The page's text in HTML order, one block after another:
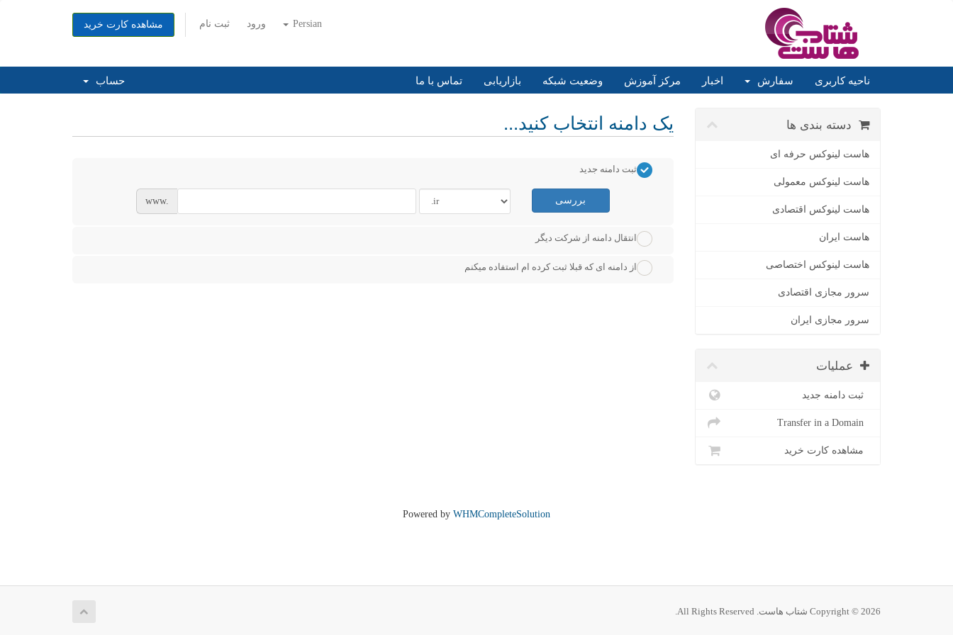
Persian ورود ثبت نام مشاهده کارت خرید
ناحیه کاربری سفارش اخبار مرکز آموزش وضعیت شبکه بازاریابی تماس با ما حساب
یک دامنه انتخاب کنید... دسته بندی ها
هاست لینوکس حرفه ای
هاست لینوکس معمولی
هاست لینوکس اقتصادی
هاست ایران
هاست لینوکس اختصاصی
سرور مجازی اقتصادی
سرور مجازی ایران
عملیات
ثبت دامنه جدید
مشاهده کارت خرید
ثبت دامنه جدید
www. بررسی
انتقال دامنه از شرکت دیگر
از دامنه ای که قبلا ثبت کرده ام استفاده میکنم
Powered by WHMCompleteSolution
Copyright © 2026 شتاب هاست. All Rights Reserved.